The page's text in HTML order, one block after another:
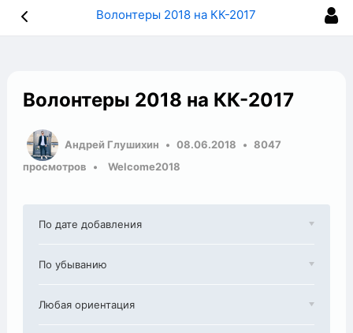
Волонтеры 2018 на КК-2017
Волонтеры 2018 на КК-2017
Андрей Глушихин 08.06.2018
8047
просмотров
Welcome2018
По дате добавления
По убыванию
Любая ориентация